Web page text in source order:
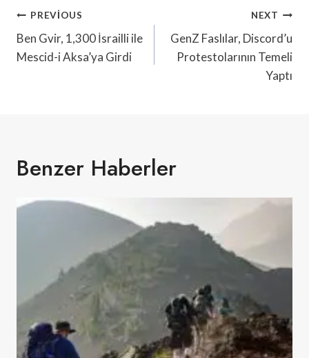
Yazı
Gezinmesi
PREVIOUS
Ben Gvir, 1,300 İsrailli ile
Mescid-i Aksa’ya Girdi
NEXT
GenZ Faslılar, Discord’u
Protestolarının Temeli
Yaptı
Benzer Haberler